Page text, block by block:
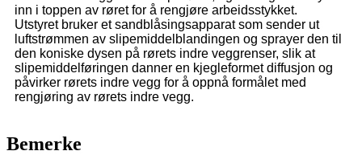
inn i toppen av røret for å rengjøre arbeidsstykket.
Utstyret bruker et sandblåsingsapparat som sender ut
luftstrømmen av slipemiddelblandingen og sprayer den til
den koniske dysen på rørets indre veggrenser, slik at
slipemiddelføringen danner en kjegleformet diffusjon og
påvirker rørets indre vegg for å oppnå formålet med
rengjøring av rørets indre vegg.
Bemerke